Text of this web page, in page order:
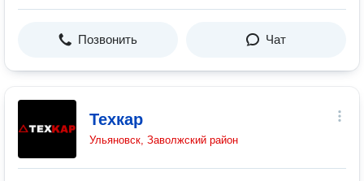
Позвонить Чат
Техкар
Ульяновск, Заволжский район